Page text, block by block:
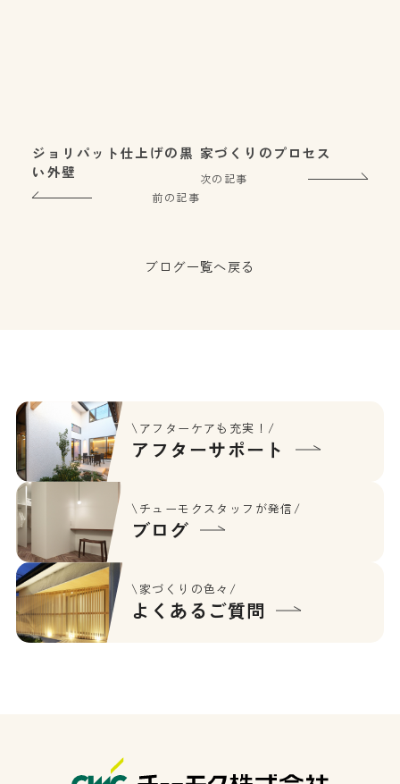
ジョリパット仕上げの黒
い外壁
前の記事
家づくりのプロセス
次の記事
ブログ一覧へ戻る
\アフターケアも充実！/
アフターサポート
\チューモクスタッフが発信/
ブログ
\家づくりの色々/
よくあるご質問